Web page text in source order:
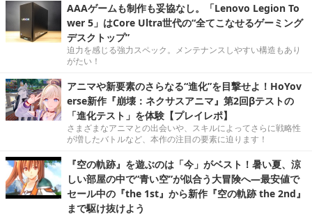
AAAゲームも制作も妥協なし。「Lenovo Legion To
wer 5」はCore Ultra世代の“全てこなせるゲーミング
デスクトップ”
迫力を感じる強力スペック。メンテナンスしやすい構造もあり
がたい！
アニマや新要素のさらなる“進化”を目撃せよ！HoYov
erse新作『崩壊：ネクサスアニマ』第2回βテストの
「進化テスト」を体験【プレイレポ】
さまざまなアニマとの出会いや、スキルによってさらに戦略性
が増したバトルなど、本作の注目の要素に迫ります！
『空の軌跡』を遊ぶのは「今」がベスト！暑い夏、涼
しい部屋の中で“青い空”が似合う大冒険へ―最安値で
セール中の『the 1st』から新作『空の軌跡 the 2nd』
まで駆け抜けよう